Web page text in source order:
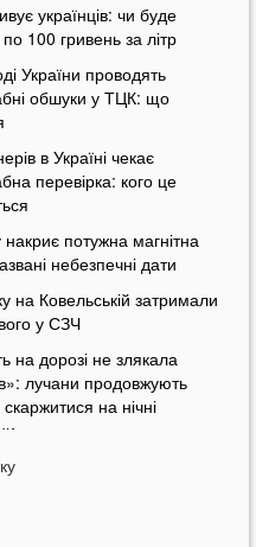
українців: чи буде
100 гривень за літр
України проводять
обшуки у ТЦК: що
в Україні чекає
перевірка: кого це
накриє потужна магнітна
небезпечні дати
на Ковельській затримали
у СЗЧ
на дорозі не злякала
лучани продовжують
на нічні
у воді помітили гадюку
у річці Стир знайшли тіло